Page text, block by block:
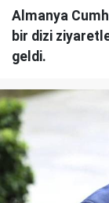
Almanya
bir dizi
geldi.